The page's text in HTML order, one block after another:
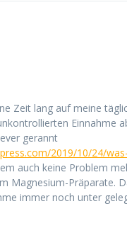
Zeit lang auf meine
Einnahme
gerannt
2019/10/24/
auch keine Problem
Magnesium-Präparate.
immer noch unter